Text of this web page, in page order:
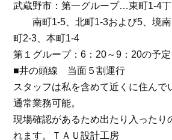
武蔵野市：第一グループ…東町1-4丁
南町1-5、北町1-3および5、境南
町2-3、本町1-4
第１グループ：6：20～9：20の予定
■井の頭線 当面５割運行
スタッフは私を含めて近くに住んで
通常業務可能。
現場確認があるため出たり入ったり
れます。ＴＡＵ設計工房